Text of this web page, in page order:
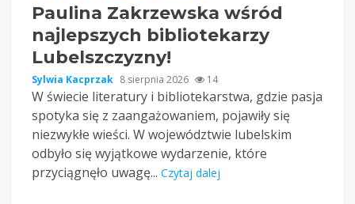
Paulina Zakrzewska wśród
najlepszych bibliotekarzy
Lubelszczyzny!
Sylwia Kacprzak 8 sierpnia 2026 14
W świecie literatury i bibliotekarstwa, gdzie pasja
spotyka się z zaangażowaniem, pojawiły się
niezwykłe wieści. W województwie lubelskim
odbyło się wyjątkowe wydarzenie, które
przyciągnęło uwagę... Czytaj dalej